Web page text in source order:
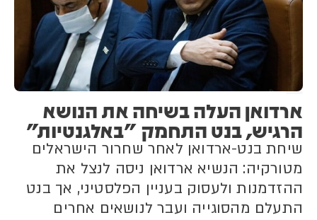
ארדואן העלה בשיחה את הנושא
הרגיש, בנט התחמק "באלגנטיות"
שיחת בנט-ארדואן לאחר שחרור הישראלים
מטורקיה: הנשיא ארדואן ניסה לנצל את
ההזדמנות ולעסוק בעניין הפלסטיני, אך בנט
התעלם מהסוגייה ועבר לנושאים אחרים